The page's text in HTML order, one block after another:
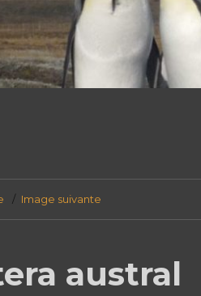
Image suivante
austral